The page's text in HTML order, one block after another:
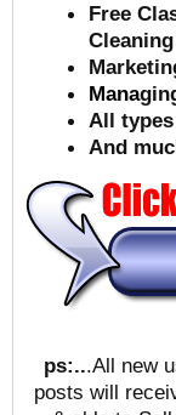
Free
Mana
All
And
ps:...All new
posts will